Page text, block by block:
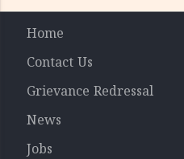
Home
Contact Us
Grievance Redressal
News
Jobs